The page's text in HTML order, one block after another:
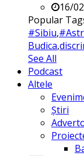
16/
Popular
#Sibiu,
Budica,
See All
Podcast
Altele
Știri